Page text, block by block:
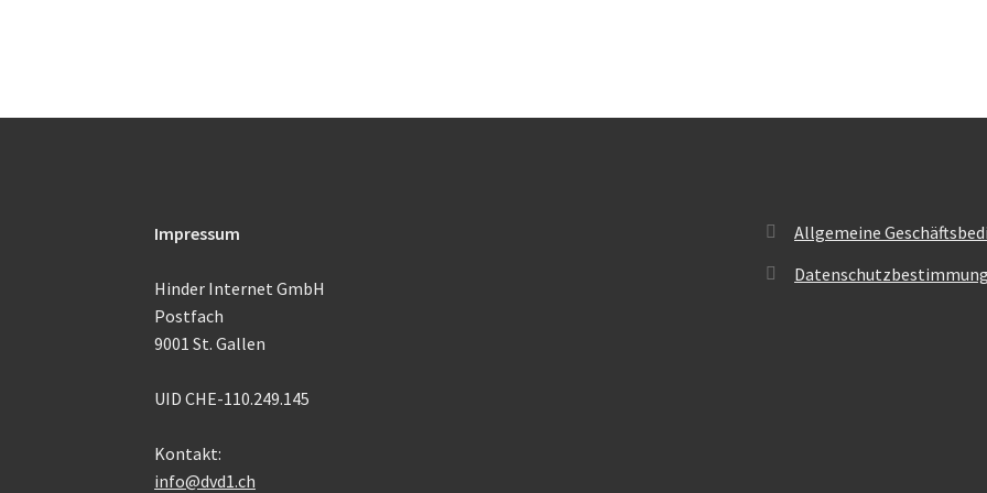
Impressum
Hinder Internet GmbH
Postfach
9001 St. Gallen
UID CHE-110.249.145
Kontakt:
info@dvd1.ch
Allgemeine